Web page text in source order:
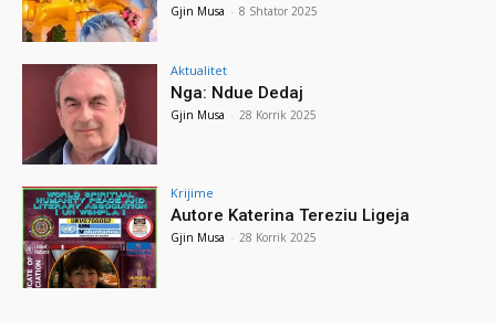
Gjin Musa - 8 Shtator 2025
Aktualitet
Nga: Ndue Dedaj
Gjin Musa - 28 Korrik 2025
Krijime
Autore Katerina Tereziu Ligeja
Gjin Musa - 28 Korrik 2025